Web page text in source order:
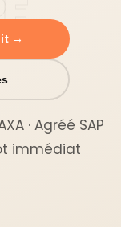
→
· Agréé SAP
immédiat